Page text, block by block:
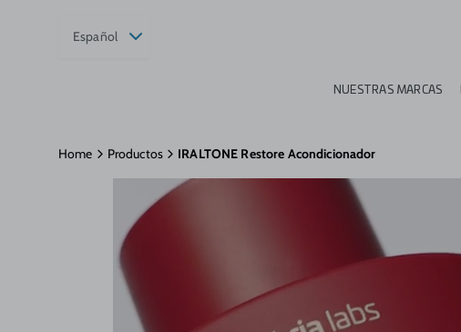
Español
NUESTRAS MARCAS
Home Productos IRALTONE Restore Acondicionador